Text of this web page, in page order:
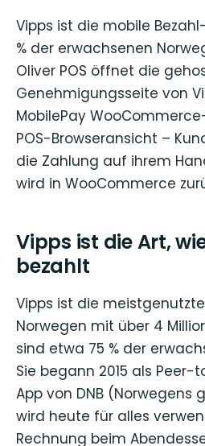
Vipps ist die mobile
% der erwachsenen
Oliver POS öffnet die
Genehmigungsseite von
MobilePay
POS-Browseransicht –
die Zahlung auf ihrem
wird in WooCommerce
Vipps ist die Art,
bezahlt
Vipps ist die
Norwegen mit über 4
sind etwa 75 % der
Sie begann 2015 als
App von DNB (Norwegens
wird heute für alles
Rechnung beim